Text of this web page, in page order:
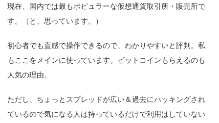
現在、国内では最もポピュラーな仮想通貨取引所・販売所で
す。（と、思っています。）
初心者でも直感で操作できるので、わかりやすいと評判。私
もここをメインに使っています。ビットコインもらえるのも
人気の理由。
ただし、ちょっとスプレッドが広い＆過去にハッキングされ
ているので気になる人は持っているだけで利用はしていない